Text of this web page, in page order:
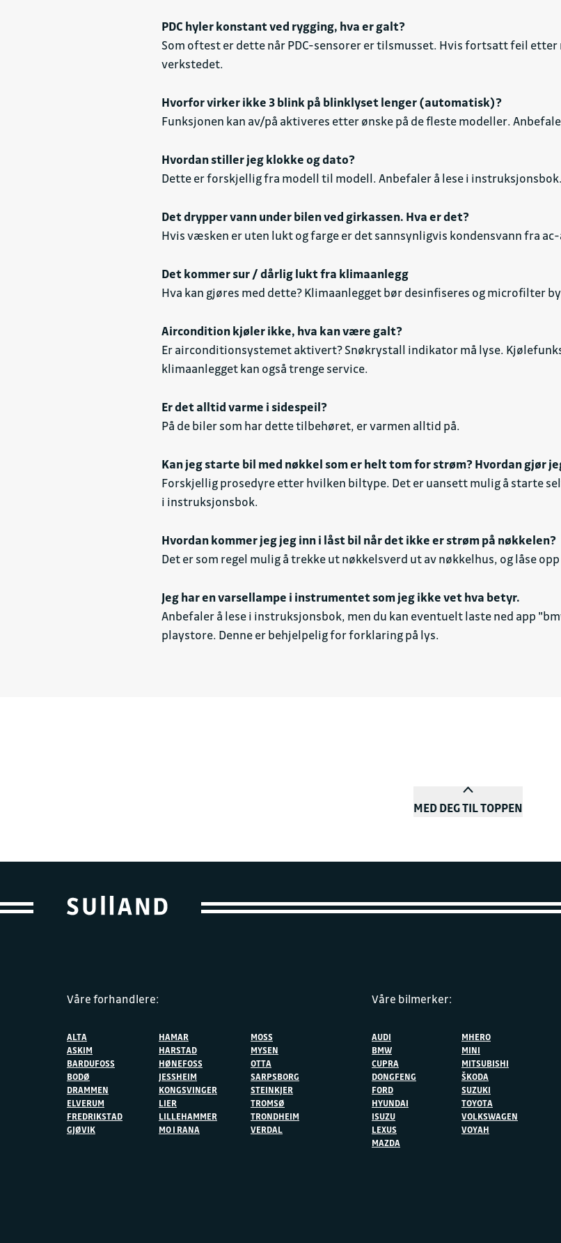
PDC hyler konstant ved rygging, hva er galt?
Som oftest er dette når PDC-sensorer er tilsmusset. Hvis fortsatt feil
verkstedet.
Hvorfor virker ikke 3 blink på blinklyset lenger (automatisk)?
Funksjonen kan av/på aktiveres etter ønske på de fleste modeller.
Hvordan stiller jeg klokke og dato?
Dette er forskjellig fra modell til modell. Anbefaler å lese i instruksjonsbok.
Det drypper vann under bilen ved girkassen. Hva er det?
Hvis væsken er uten lukt og farge er det sannsynligvis kondensvann fra
Det kommer sur / dårlig lukt fra klimaanlegg
Hva kan gjøres med dette? Klimaanlegget bør desinfiseres og microfilter
Aircondition kjøler ikke, hva kan være galt?
Er airconditionsystemet aktivert? Snøkrystall indikator må lyse.
klimaanlegget kan også trenge service.
Er det alltid varme i sidespeil?
På de biler som har dette tilbehøret, er varmen alltid på.
Kan jeg starte bil med nøkkel som er helt tom for strøm? Hvordan gjør
Forskjellig prosedyre etter hvilken biltype. Det er uansett mulig å starte
i instruksjonsbok.
Hvordan kommer jeg jeg inn i låst bil når det ikke er strøm på nøkkelen?
Det er som regel mulig å trekke ut nøkkelsverd ut av nøkkelhus, og låse
Jeg har en varsellampe i instrumentet som jeg ikke vet hva betyr.
Anbefaler å lese i instruksjonsbok, men du kan eventuelt laste ned app
playstore. Denne er behjelpelig for forklaring på lys.
MED DEG TIL TOPPEN
Våre forhandlere:
ALTA
ASKIM
BARDUFOSS
BODØ
DRAMMEN
ELVERUM
FREDRIKSTAD
GJØVIK
HAMAR
HARSTAD
HØNEFOSS
JESSHEIM
KONGSVINGER
LIER
LILLEHAMMER
MO I RANA
MOSS
MYSEN
OTTA
SARPSBORG
STEINKJER
TROMSØ
TRONDHEIM
VERDAL
Våre bilmerker:
AUDI
BMW
CUPRA
DONGFENG
FORD
HYUNDAI
ISUZU
LEXUS
MAZDA
MHERO
MINI
MITSUBISHI
ŠKODA
SUZUKI
TOYOTA
VOLKSWAGEN
VOYAH